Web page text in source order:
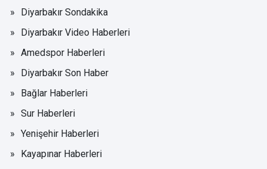
Diyarbakır Sondakika
Diyarbakır Video Haberleri
Amedspor Haberleri
Diyarbakır Son Haber
Bağlar Haberleri
Sur Haberleri
Yenişehir Haberleri
Kayapınar Haberleri